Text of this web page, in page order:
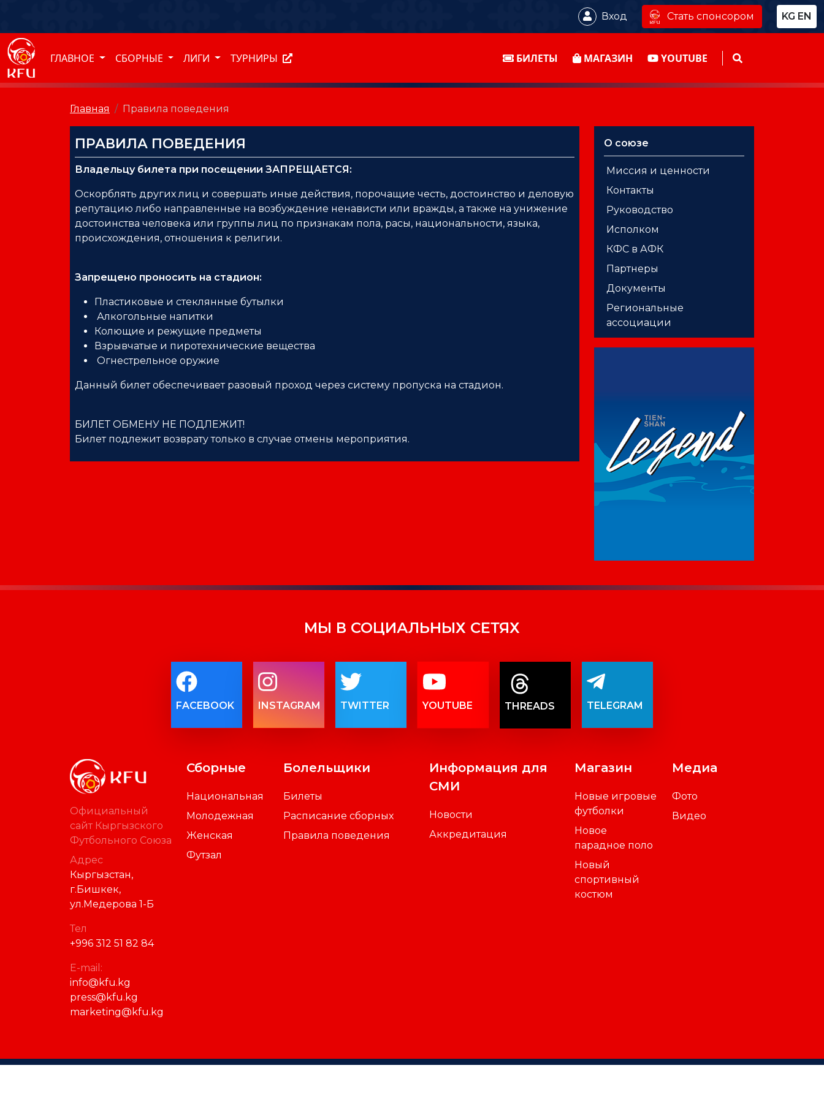
Вход Стать спонсором KG EN
ГЛАВНОЕ СБОРНЫЕ ЛИГИ ТУРНИРЫ БИЛЕТЫ МАГАЗИН YOUTUBE
Главная Правила поведения
ПРАВИЛА ПОВЕДЕНИЯ
Владельцу билета при посещении ЗАПРЕЩАЕТСЯ:
Оскорблять других лиц и совершать иные действия, порочащие честь, достоинство и деловую
репутацию либо направленные на возбуждение ненависти или вражды, а также на унижение
достоинства человека или группы лиц по признакам пола, расы, национальности, языка,
происхождения, отношения к религии.
Запрещено проносить на стадион:
Пластиковые и стеклянные бутылки
Алкогольные напитки
Колющие и режущие предметы
Взрывчатые и пиротехнические вещества
Огнестрельное оружие
Данный билет обеспечивает разовый проход через систему пропуска на стадион.
БИЛЕТ ОБМЕНУ НЕ ПОДЛЕЖИТ!
Билет подлежит возврату только в случае отмены мероприятия.
О союзе
Миссия и ценности
Контакты
Руководство
Исполком
КФС в АФК
Партнеры
Документы
Региональные
ассоциации
МЫ В СОЦИАЛЬНЫХ СЕТЯХ
FACEBOOK INSTAGRAM TWITTER YOUTUBE THREADS TELEGRAM
Официальный
сайт Кыргызского
Футбольного Союза
Адрес
Кыргызстан,
г.Бишкек,
ул.Медерова 1-Б
Тел
+996 312 51 82 84
E-mail:
info@kfu.kg
press@kfu.kg
marketing@kfu.kg
Сборные
Национальная
Молодежная
Женская
Футзал
Болельщики
Билеты
Расписание сборных
Правила поведения
Информация для
СМИ
Новости
Аккредитация
Магазин
Новые игровые
футболки
Новое
парадное поло
Новый
спортивный
костюм
Медиа
Фото
Видео